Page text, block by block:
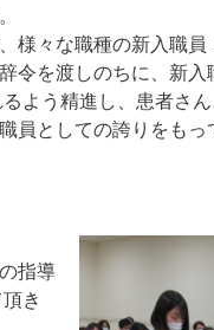
様々な職種の新入職員
令を渡しのちに、新入
う精進し、患者さん
員としての誇りをもっ
指導
き